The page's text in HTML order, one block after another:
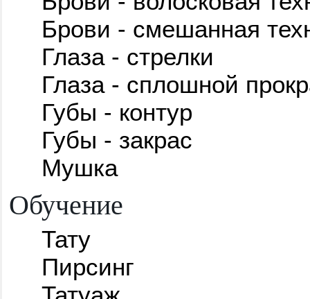
Брови - смешанная
Глаза - стрелки
Глаза - сплошной
Губы - контур
Губы - закрас
Мушка
Обучение
Тату
Пирсинг